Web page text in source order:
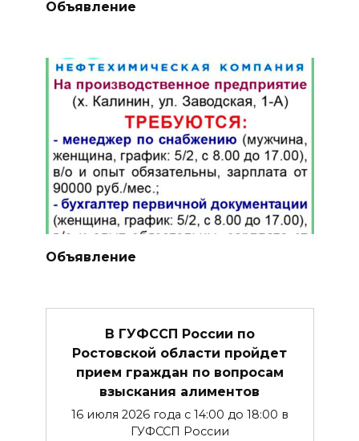
Объявление
Объявление
В ГУФССП России по
Ростовской области пройдет
прием граждан по вопросам
взыскания алиментов
16 июля 2026 года с 14:00 до 18:00 в
ГУФССП России